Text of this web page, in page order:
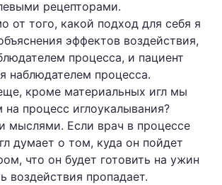
рецепторами.
от того, какой подход для себя я
эффектов воздействия,
процесса, и пациент
наблюдателем процесса.
кроме материальных игл мы
на процесс иглоукалывания?
мыслями. Если врач в процессе
думает о том, куда он пойдет
что он будет готовить на ужин
воздействия пропадает.